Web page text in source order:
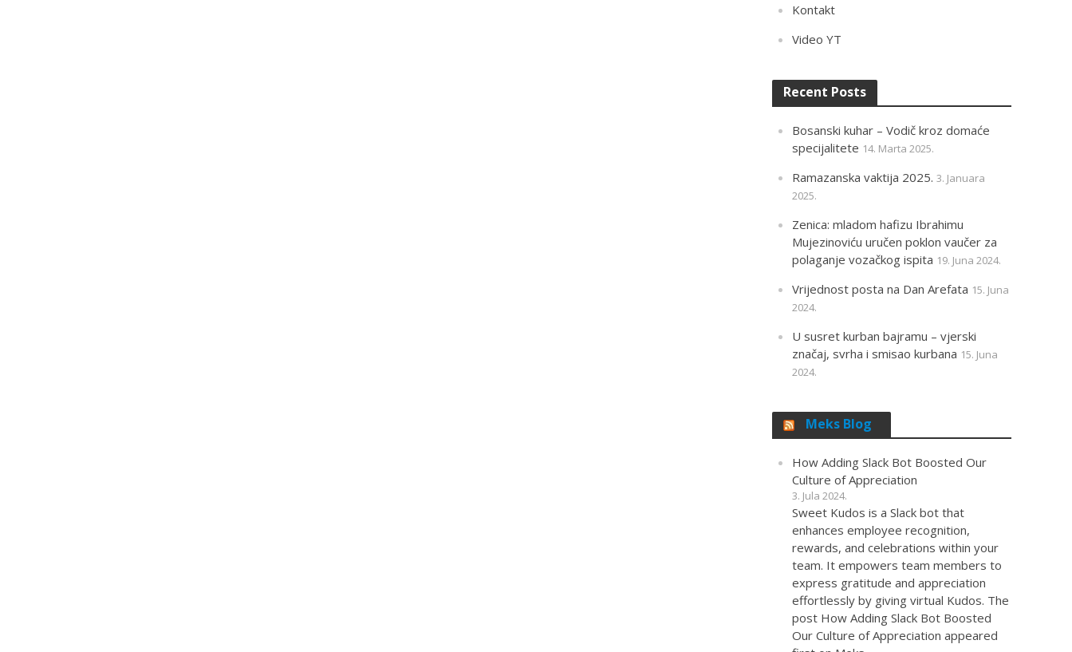
Kontakt
Video YT
Recent Posts
Bosanski kuhar – Vodič kroz domaće
specijalitete 14. Marta 2025.
Ramazanska vaktija 2025. 3. Januara
2025.
Zenica: mladom hafizu Ibrahimu
Mujezinoviću uručen poklon vaučer za
polaganje vozačkog ispita 19. Juna 2024.
Vrijednost posta na Dan Arefata 15. Juna
2024.
U susret kurban bajramu – vjerski
značaj, svrha i smisao kurbana 15. Juna
2024.
Meks Blog
How Adding Slack Bot Boosted Our
Culture of Appreciation
3. Jula 2024.
Sweet Kudos is a Slack bot that
enhances employee recognition,
rewards, and celebrations within your
team. It empowers team members to
express gratitude and appreciation
effortlessly by giving virtual Kudos. The
post How Adding Slack Bot Boosted
Our Culture of Appreciation appeared